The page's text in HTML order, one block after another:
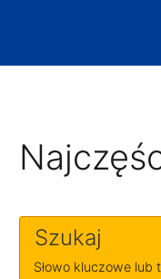
Szukaj
Słowo kluczowe lub